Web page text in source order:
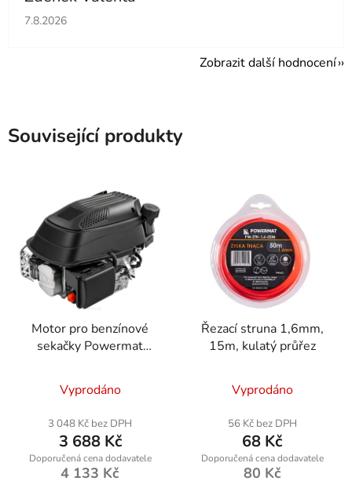
Hodnocení obchodu je 5 z 5 hvězdiček.
7.8.2026
Zobrazit další hodnocení
Související produkty
Motor pro benzínové
sekačky Powermat
Vyprodáno
3 048 Kč bez DPH
3 688 Kč
4 133 Kč
Řezací struna 1,6mm,
15m, kulatý průřez
Vyprodáno
56 Kč bez DPH
68 Kč
80 Kč